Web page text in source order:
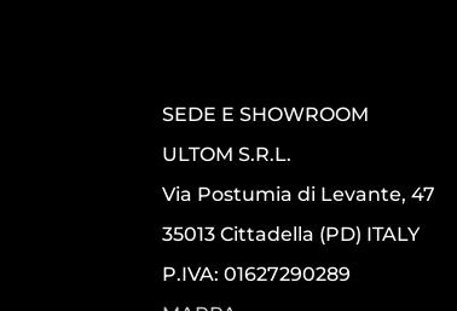
SEDE E SHOWROOM
ULTOM S.R.L.
Via Postumia di Levante, 47
35013 Cittadella (PD) ITALY
P.IVA: 01627290289